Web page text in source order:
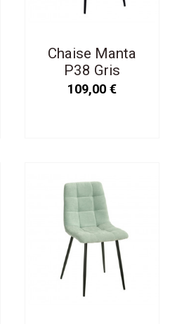
Chaise Manta
P38 Gris
109,00 €